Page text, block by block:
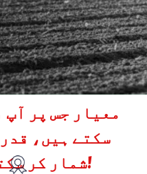
معیار جس پر آپ
سکتے ہیں،
شمار کر سکتے ہیں!